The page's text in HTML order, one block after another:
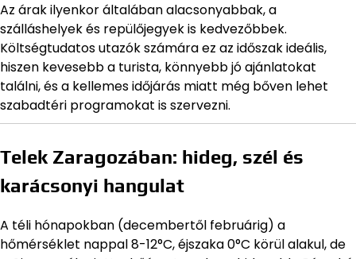
Az árak ilyenkor általában alacsonyabbak, a
szálláshelyek és repülőjegyek is kedvezőbbek.
Költségtudatos utazók számára ez az időszak ideális,
hiszen kevesebb a turista, könnyebb jó ajánlatokat
találni, és a kellemes időjárás miatt még bőven lehet
szabadtéri programokat is szervezni.
Telek Zaragozában: hideg, szél és
karácsonyi hangulat
A téli hónapokban (decembertől februárig) a
hőmérséklet nappal 8-12°C, éjszaka 0°C körül alakul, de